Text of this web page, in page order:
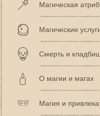
Магическая
Магические
Смерть и
О магии и магах
Магия и